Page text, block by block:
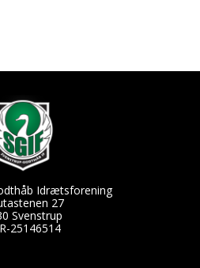
Idrætsforening
27
Svenstrup
25146514